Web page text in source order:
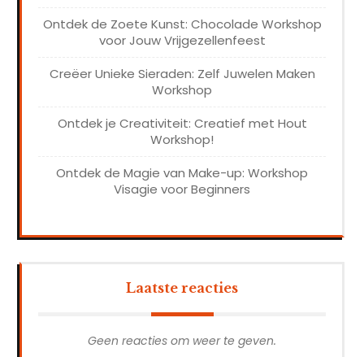
Ontdek de Zoete Kunst: Chocolade Workshop
voor Jouw Vrijgezellenfeest
Creëer Unieke Sieraden: Zelf Juwelen Maken
Workshop
Ontdek je Creativiteit: Creatief met Hout
Workshop!
Ontdek de Magie van Make-up: Workshop
Visagie voor Beginners
Laatste reacties
Geen reacties om weer te geven.